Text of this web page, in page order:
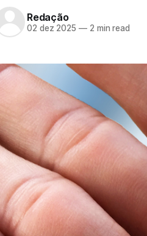
Redação
02 dez 2025 —2 min read